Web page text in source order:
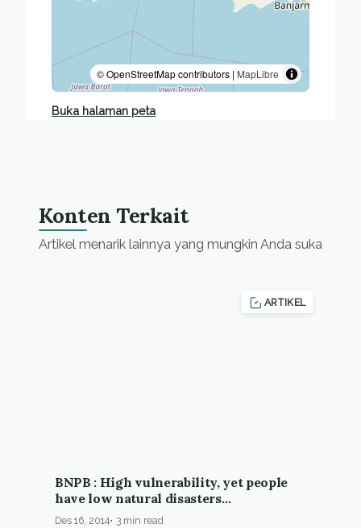
© OpenStreetMap contributors | MapLibre
Buka halaman peta
Konten Terkait
Artikel menarik lainnya yang mungkin Anda suka
ARTIKEL
BNPB : High vulnerability, yet people
have low natural disasters
preparedness
Des 16, 2014 3 min read